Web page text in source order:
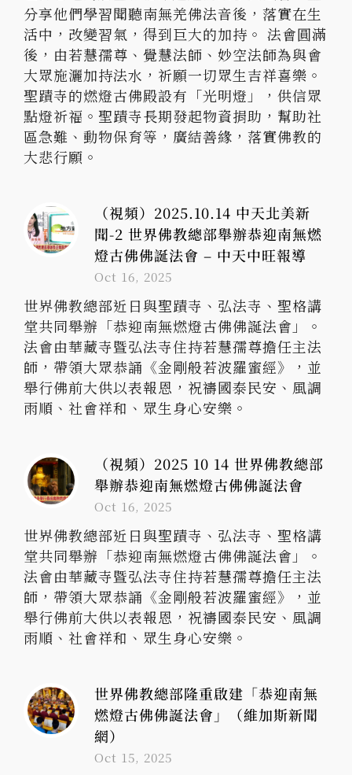
分享他們學習聞聽南無羌佛法音後，落實在生
活中，改變習氣，得到巨大的加持。 法會圓滿
後，由若慧孺尊、覺慧法師、妙空法師為與會
大眾施灑加持法水，祈願一切眾生吉祥喜樂。
聖蹟寺的燃燈古佛殿設有「光明燈」，供信眾
點燈祈福。聖蹟寺長期發起物資捐助，幫助社
區急難、動物保育等，廣結善緣，落實佛教的
大悲行願。
（視頻）2025.10.14 中天北美新
聞-2 世界佛教總部舉辦恭迎南無燃
燈古佛佛誕法會 – 中天中旺報導
Oct 16, 2025
世界佛教總部近日與聖蹟寺、弘法寺、聖格講
堂共同舉辦「恭迎南無燃燈古佛佛誕法會」。
法會由華藏寺暨弘法寺住持若慧孺尊擔任主法
師，帶領大眾恭誦《金剛般若波羅蜜經》，並
舉行佛前大供以表報恩，祝禱國泰民安、風調
雨順、社會祥和、眾生身心安樂。
（視頻）2025 10 14 世界佛教總部
舉辦恭迎南無燃燈古佛佛誕法會
Oct 16, 2025
世界佛教總部近日與聖蹟寺、弘法寺、聖格講
堂共同舉辦「恭迎南無燃燈古佛佛誕法會」。
法會由華藏寺暨弘法寺住持若慧孺尊擔任主法
師，帶領大眾恭誦《金剛般若波羅蜜經》，並
舉行佛前大供以表報恩，祝禱國泰民安、風調
雨順、社會祥和、眾生身心安樂。
世界佛教總部隆重啟建「恭迎南無
燃燈古佛佛誕法會」（維加斯新聞
網）
Oct 15, 2025